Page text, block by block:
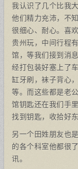
我认识了几个比我
他们精力充沛，不
很细心、耐心。喜
贵州玩，中间行程
馆，等我们接到消
经打包装好塞上了
缸牙刷，袜子背心
等。而这些都是老
馆钥匙还在我们手
找到钥匙，收拾好
另一个田姓朋友也
的各个科室他都很
讯。